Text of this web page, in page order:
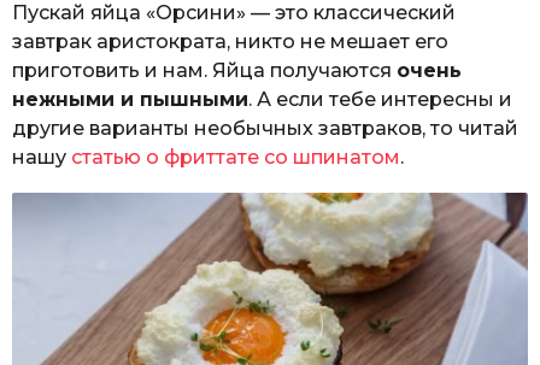
Пускай яйца «Орсини» — это классический
завтрак аристократа, никто не мешает его
приготовить и нам. Яйца получаются очень
нежными и пышными. А если тебе интересны и
другие варианты необычных завтраков, то читай
нашу статью о фриттате со шпинатом.